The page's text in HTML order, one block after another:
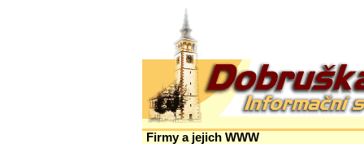
Firmy a jejich WWW